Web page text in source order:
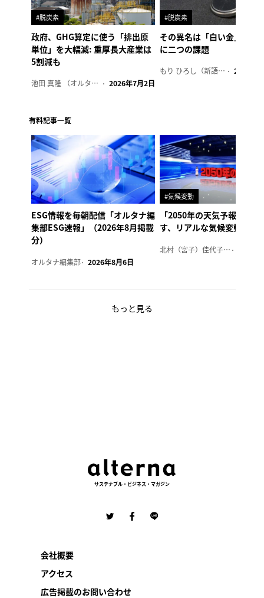
#脱炭素
政府、GHG算定に使う「排出原
単位」を大幅減: 重厚長大産業は
5割減も
池田 真隆 （オルタナ輪番編集長） 2026年7月2日
#脱炭素
その異名は「白い金」、リ
に二つの課題
もり ひろし（新語ウォッチャー） 2023年7
有料記事一覧
ESG情報を毎朝配信「オルタナ編
集部ESG速報」（2026年8月掲載
分）
オルタナ編集部 2026年8月6日
#気候変動
「2050年の天気予報 Ver.2
す、リアルな気候変動の影
北村（宮子）佳代子（オルタナ輪番編集長）
もっと見る
サステナブル・ビジネス・マガジン
会社概要
アクセス
広告掲載のお問い合わせ